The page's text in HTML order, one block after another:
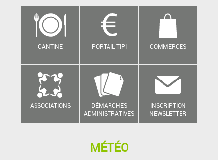
CANTINE PORTAIL TIPI COMMERCES
ASSOCIATIONS
DÉMARCHES
ADMINISTRATIVES
INSCRIPTION
NEWSLETTER
MÉTÉO